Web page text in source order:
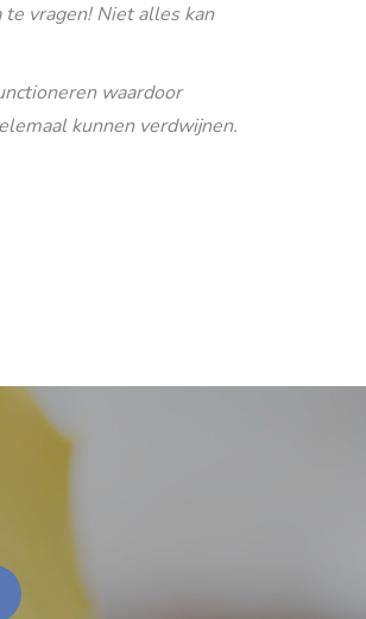
vragen! Niet alles kan
waardoor
kunnen verdwijnen.